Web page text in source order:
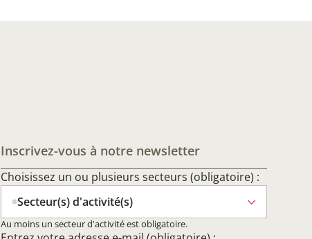
Inscrivez-vous à notre newsletter
Choisissez un ou plusieurs secteurs (obligatoire) :
Secteur(s) d'activité(s)
Au moins un secteur d'activité est obligatoire.